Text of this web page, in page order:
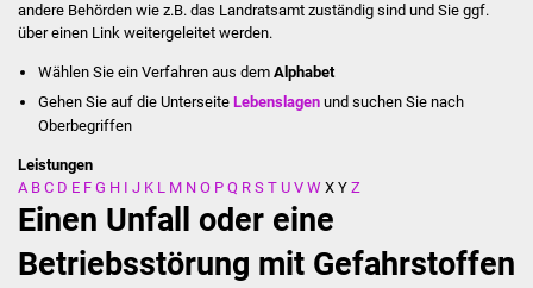
Jugendbeirat
Summerrockfestival
Stadtverwaltung
Ansprechpartner
andere Behörden wie z.B. das Landratsamt zuständig sind und Sie ggf.
über einen Link weitergeleitet werden.
Wählen Sie ein Verfahren aus dem Alphabet
Gehen Sie auf die UnterseiteLebenslagen und suchen Sie nach
Oberbegriffen
Leistungen
A B C D E F G H I J K L M N O P Q R S T U V W X Y Z
Einen Unfall oder eine
Betriebsstörung mit Gefahrstoffen